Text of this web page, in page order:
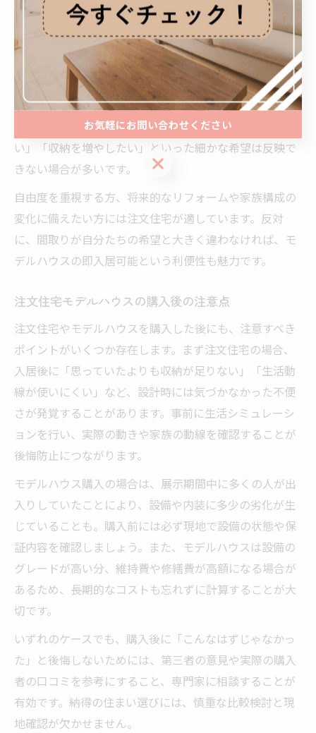
ス、在宅ワーク用の部屋なども自由に反映することが可
能です。
一方、モデルハウスは既に完成しているため、間取りの
変更は基本的にできません。設計段階で多くの人に合う
ように作られているため、個別の要望に完全に応えるの
は難しいのが現状です。例えば「キッチンを広くした
い」「収納を増やしたい」といった細かな希望は反映で
きない場合が多いです。
自由度を重視する方、将来的なリフォームや家族構成の
変化に備えたい方には注文住宅が適しています。反対
に、間取りが自分たちの希望と大きく違わなければ、モ
デルハウスの即入居可能という利便性も魅力です。
注文住宅モデルハウスの購入後の注意点
注文住宅やモデルハウスを購入した後にも、注意すべき
ポイントがいくつか存在します。まず注文住宅の場合、
入居後に「思っていたよりも収納が足りない」「生活動
線が使いにくい」など、設計時には気づかなかった不便
さが発覚することがあります。事前に生活シミュレーシ
ョンを行い、実際の動きや家族の動線を確認することが
後悔防止につながります。
モデルハウス購入の場合は、展示期間中に多くの人が出
入りしていたことにより、設備や内装に多少の劣化が生
じていることも。購入前には必ず現地で設備の状態や保
証内容を確認しましょう。また、モデルハウスは設備の
グレードが高い分、維持費や修繕費が高額になる場合が
あるため、長期的なコストも忘れずに計算することが大
切です。
いずれのケースでも、購入後に「こんなはずじゃなかっ
た」と後悔しないためには、第三者の意見や実際の購入
者の口コミを参考にすること、専門家に相談することが
有効です。納得の住まい選びには、慎重な比較検討と現
地確認が欠かせません。
お気軽にお問い合わせください
お気軽にお問い合わせください